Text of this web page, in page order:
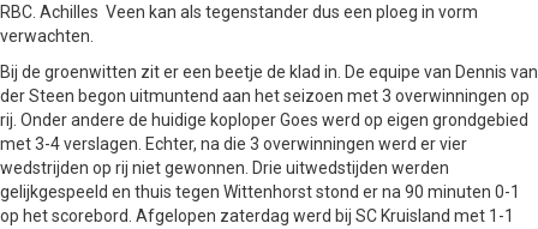
RBC. Achilles Veen kan als tegenstander dus een ploeg in vorm
verwachten.
Bij de groenwitten zit er een beetje de klad in. De equipe van Dennis van
der Steen begon uitmuntend aan het seizoen met 3 overwinningen op
rij. Onder andere de huidige koploper Goes werd op eigen grondgebied
met 3-4 verslagen. Echter, na die 3 overwinningen werd er vier
wedstrijden op rij niet gewonnen. Drie uitwedstijden werden
gelijkgespeeld en thuis tegen Wittenhorst stond er na 90 minuten 0-1
op het scorebord. Afgelopen zaterdag werd bij SC Kruisland met 1-1